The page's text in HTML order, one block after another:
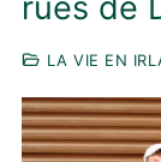
rues de
LA VIE EN